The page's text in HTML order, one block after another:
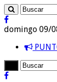
domingo 09/